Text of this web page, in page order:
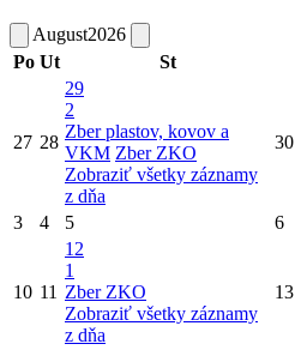
August2026
Po Ut St
27 28
29
2
Zber plastov, kovov a
VKM Zber ZKO
Zobraziť všetky záznamy
z dňa
30
3 4 5 6
10 11
12
1
Zber ZKO
Zobraziť všetky záznamy
z dňa
13